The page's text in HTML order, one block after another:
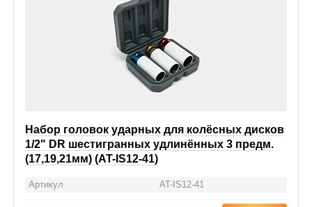
Набор головок ударных для колёсных дисков
1/2" DR шестигранных удлинённых 3 предм.
(17,19,21мм) (AT-IS12-41)
Артикул AT-IS12-41